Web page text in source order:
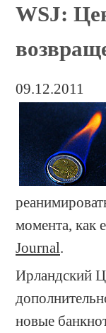
WSJ:
09.12.2011
момента, как
Journal .
Ирландский
новые